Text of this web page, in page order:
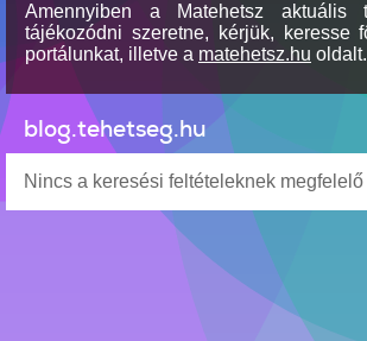
Amennyiben a Matehetsz aktuális
tájékozódni szeretne, kérjük, keresse
portálunkat, illetve a matehetsz.hu oldalt.
blog.tehetseg.hu
Nincs a keresési feltételeknek megfelelő